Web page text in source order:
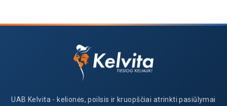
UAB Kelvita - kelionės, poilsis ir kruopščiai atrinkti pasiūlymai